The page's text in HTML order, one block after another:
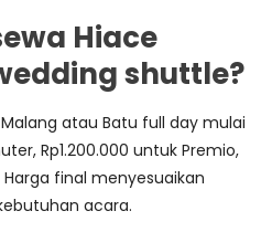
Hiace
shuttle?
atau Batu full day mulai
Rp1.200.000 untuk Premio,
Harga final menyesuaikan
acara.